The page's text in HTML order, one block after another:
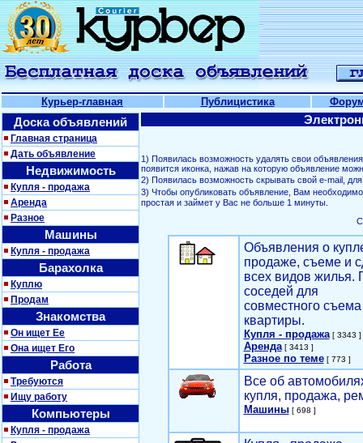
Курьер-главная Публицистика
Доска объявлений
Главная страница
Дать объявление
Недвижимость
Купля - продажа
Аренда
Разное
Машины
Купля - продажа
Барахолка
Куплю
Продам
Знакомства
Он ищет Ее
Она ищет Его
Работа
Требуются
Ищу работу
Компьютеры
Купля - продажа
1) Появилась возможность удалять свои
появится иконка, нажав на которую объявление
2) Появилась возможность скрывать свой е-mail,
3) Чтобы опубликовать объявление, Вам
простая и займет у Вас не больше 1 минуты.
Объявления о
продаже, съеме и
всех видов жилья.
соседей для
совместного съема
квартиры.
Купля - продажа[ 3343 ]
Аренда[ 3413 ]
Разное по теме[ 773 ]
Все об
купля, продажа,
Машины[ 698 ]